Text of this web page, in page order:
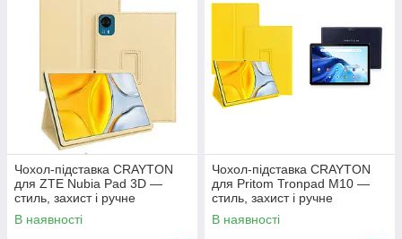
Чохол-підставка CRAYTON
для ZTE Nubia Pad 3D —
стиль, захист і ручне
збирання, колір Бежевий
В наявності
Чохол-підставка CRAYTON
для Pritom Tronpad M10 —
стиль, захист і ручне
збирання, колір Жовтий
В наявності